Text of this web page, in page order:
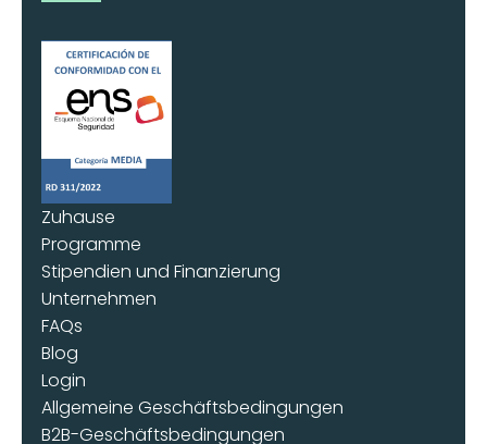
Zuhause
Programme
Stipendien und Finanzierung
Unternehmen
FAQs
Blog
Login
Allgemeine Geschäftsbedingungen
B2B-Geschäftsbedingungen